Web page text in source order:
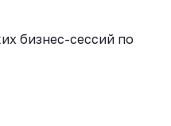
бизнес-сессий по